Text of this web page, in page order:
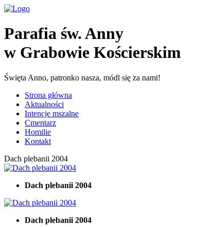
Parafia św. Anny
w Grabowie Kościerskim
Święta Anno, patronko nasza, módl się za nami!
Strona główna
Aktualności
Intencje mszalne
Cmentarz
Homilie
Kontakt
Dach plebanii 2004
Dach plebanii 2004
Dach plebanii 2004